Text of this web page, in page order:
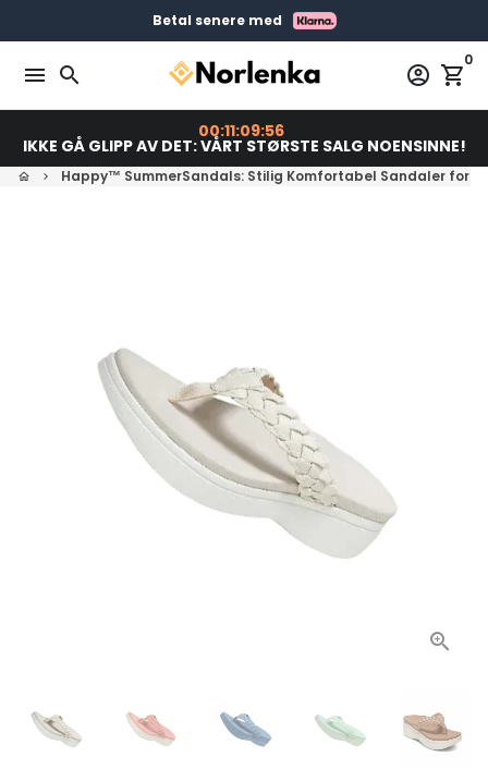
videre
innholdet
Bestill før 23:00 = Sendes i dag
Betal senere med
Gratis levering på bestillinger over 399 kr
menu search account_circle shopping_cart
0
00:11:09:55
IKKE GÅ GLIPP AV DET: VÅRT STØRSTE SALG NOENSINNE!
home keyboard_arrow_right Happy™ SummerSandals: Stilig Komfortabel Sandaler for